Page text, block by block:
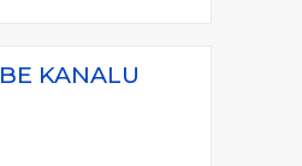
KANALU